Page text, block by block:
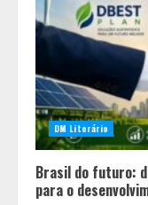
DM Literário
Brasil do futuro:
para o